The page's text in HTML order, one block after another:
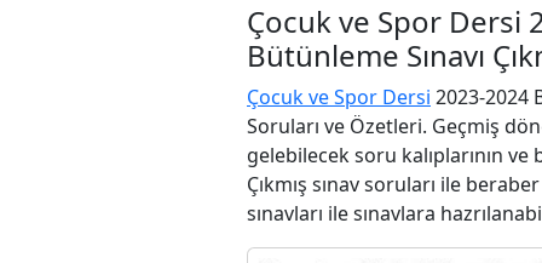
Çocuk ve Spor Dersi
Bütünleme Sınavı
Çocuk ve Spor Dersi 2023-2024
Soruları ve Özetleri. Geçmiş
gelebilecek soru kalıplarının
Çıkmış sınav soruları ile
sınavları ile sınavlara